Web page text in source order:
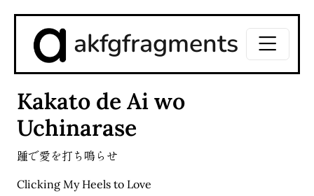
akfgfragments
Kakato de Ai wo
Uchinarase
踵で愛を打ち鳴らせ
Clicking My Heels to Love